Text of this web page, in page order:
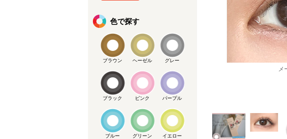
色で探す
ブラウン ヘーゼル グレー
ブラック ピンク パープル
ブルー グリーン イエロー
メーカー提供画像
メ